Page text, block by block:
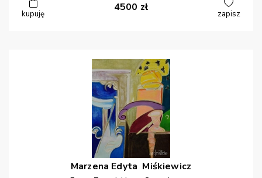
kupuję
4500 zł
zapisz
Marzena Edyta Miśkiewicz